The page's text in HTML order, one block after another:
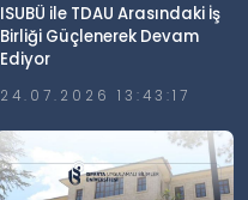
ISUBÜ ile TDAU Arasındaki İş
Birliği Güçlenerek Devam
Ediyor
24.07.2026 13:43:17